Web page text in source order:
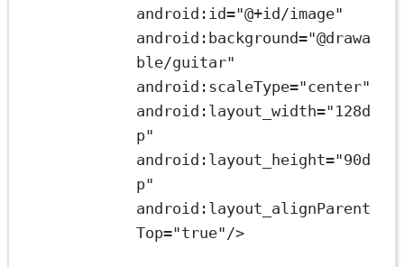
android:id="@+id/image"
android:background="@drawa
ble/guitar"
android:scaleType="center"
android:layout_width="128d
p"
android:layout_height="90d
p"
android:layout_alignParent
Top="true" />